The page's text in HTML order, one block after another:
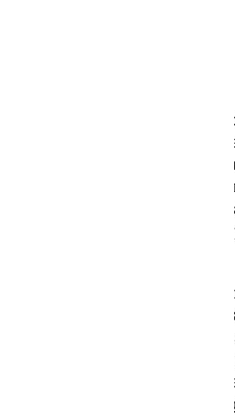
Los sindicatos han
cuatro horas antes de su
acuerdo con el Ministerio de
un acuerdo este domingo
desconvocatoria de la huelga
el secretario de Estado de
Ya se venía hablando en los
Ministerio de Transportes ha
trabajadores de Renfe y Adif
de marzo. La principal
ferroviaria planteaba un paro
traspaso de competencias de